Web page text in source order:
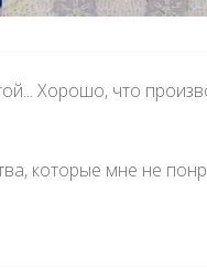
Хорошо, что
которые мне не